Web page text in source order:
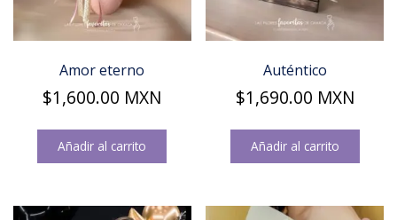
Amor eterno
$1,600.00 MXN
Añadir al carrito
Auténtico
$1,690.00 MXN
Añadir al carrito